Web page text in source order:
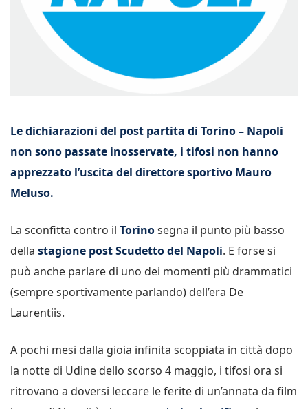
Le dichiarazioni del post partita di Torino – Napoli
non sono passate inosservate, i tifosi non hanno
apprezzato l’uscita del direttore sportivo Mauro
Meluso.
La sconfitta contro il Torinosegna il punto più basso
della stagione post Scudetto del Napoli. E forse si
può anche parlare di uno dei momenti più drammatici
(sempre sportivamente parlando) dell’era De
Laurentiis.
A pochi mesi dalla gioia infinita scoppiata in città dopo
la notte di Udine dello scorso 4 maggio, i tifosi ora si
ritrovano a doversi leccare le ferite di un’annata da film